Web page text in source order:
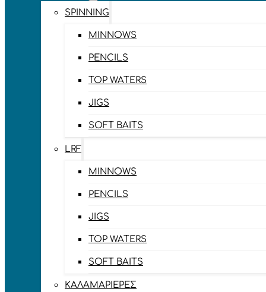
SPINNING
MINNOWS
PENCILS
TOP WATERS
JIGS
SOFT BAITS
LRF
MINNOWS
PENCILS
JIGS
TOP WATERS
SOFT BAITS
ΚΑΛΑΜΑΡΙΈΡΕΣ